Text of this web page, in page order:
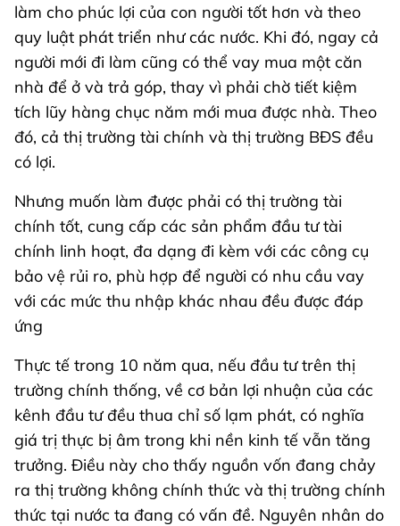
làm cho phúc lợi của con người tốt hơn và theo
quy luật phát triển như các nước. Khi đó, ngay cả
người mới đi làm cũng có thể vay mua một căn
nhà để ở và trả góp, thay vì phải chờ tiết kiệm
tích lũy hàng chục năm mới mua được nhà. Theo
đó, cả thị trường tài chính và thị trường BĐS đều
có lợi.
Nhưng muốn làm được phải có thị trường tài
chính tốt, cung cấp các sản phẩm đầu tư tài
chính linh hoạt, đa dạng đi kèm với các công cụ
bảo vệ rủi ro, phù hợp để người có nhu cầu vay
với các mức thu nhập khác nhau đều được đáp
ứng
Thực tế trong 10 năm qua, nếu đầu tư trên thị
trường chính thống, về cơ bản lợi nhuận của các
kênh đầu tư đều thua chỉ số lạm phát, có nghĩa
giá trị thực bị âm trong khi nền kinh tế vẫn tăng
trưởng. Điều này cho thấy nguồn vốn đang chảy
ra thị trường không chính thức và thị trường chính
thức tại nước ta đang có vấn đề. Nguyên nhân do